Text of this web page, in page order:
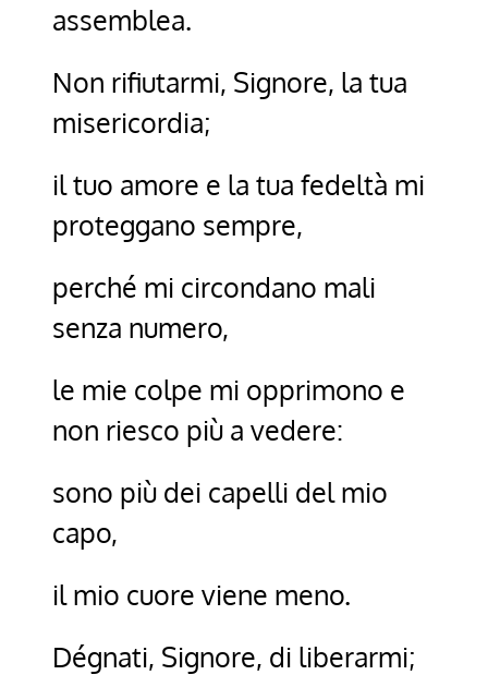
assemblea.
Non rifiutarmi, Signore, la tua
misericordia;
il tuo amore e la tua fedeltà mi
proteggano sempre,
perché mi circondano mali
senza numero,
le mie colpe mi opprimono e
non riesco più a vedere:
sono più dei capelli del mio
capo,
il mio cuore viene meno.
Dégnati, Signore, di liberarmi;